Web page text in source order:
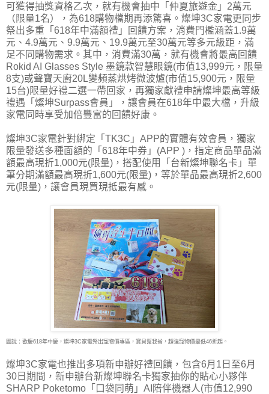
可獲得抽獎資格乙次，就有機會抽中「仲夏旅遊金」2萬元
（限量1名），為618購物檔期再添驚喜。燦坤3C家電更同步
祭出多重「618年中滿額禮」回饋方案，消費門檻涵蓋1.9萬
元、4.9萬元、9.9萬元、19.9萬元至30萬元等多元級距，滿
足不同購物需求。其中，消費滿30萬，就有機會將最高回饋
Rokid AI Glasses Style 墨鏡款智慧眼鏡(市值13,999元，限量
8支)或聲寶天廚20L變頻蒸烘烤微波爐(市值15,900元，限量
15台)限量好禮二選一帶回家，再獨家獻禮申請燦坤最高等級
禮遇「燦坤Surpass會員」，讓會員在618年中最大檔，升級
家電同時享受加倍豐富的回饋好康。
燦坤3C家電針對綁定「TK3C」APP的實體有效會員，獨家
限量發送多種面額的「618年中券」(APP )，指定商品單品滿
額最高現折1,000元(限量)，搭配使用「台新燦坤聯名卡」單
筆分期滿額最高現折1,600元(限量)，等於單品最高現折2,600
元(限量)，讓會員現買現抵最有感。
圖說：歡慶618年中慶，燦坤3C家電祭出寵物價專區，寶貝幫我省，超強寵物價最低46折起。
燦坤3C家電也推出多項新申辦好禮回饋，包含6月1日至6月
30日期間，新申辦台新燦坤聯名卡獨家抽你的貼心小夥伴
SHARP Poketomo「口袋同萌」AI陪伴機器人(市值12,990